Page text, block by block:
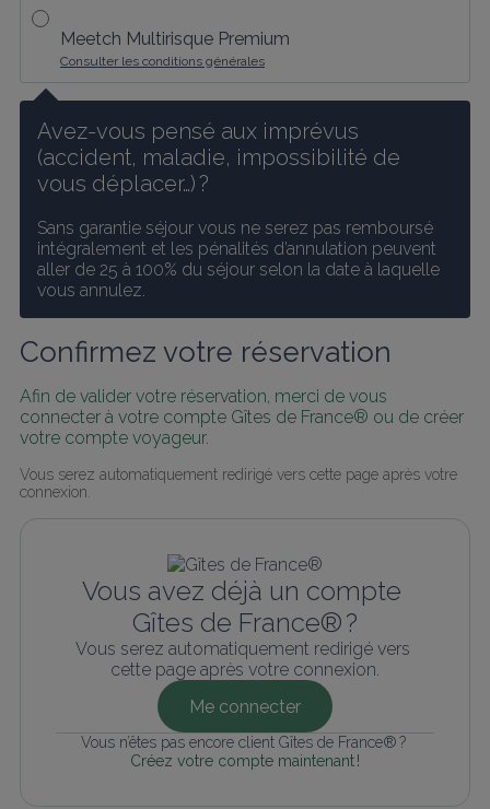
Meetch Multirisque Premium
Consulter les conditions générales
Avez-vous pensé aux imprévus
(accident, maladie, impossibilité de
vous déplacer…) ?
Sans garantie séjour vous ne serez pas remboursé
intégralement et les pénalités d’annulation peuvent
aller de 25 à 100% du séjour selon la date à laquelle
vous annulez.
Confirmez votre réservation
Afin de valider votre réservation, merci de vous
connecter à votre compte Gîtes de France® ou de créer
votre compte voyageur.
Vous serez automatiquement redirigé vers cette page après votre
connexion.
Vous avez déjà un compte
Gîtes de France® ?
Vous serez automatiquement redirigé vers
cette page après votre connexion.
Me connecter
Vous n’êtes pas encore client Gîtes de France® ?
Créez votre compte maintenant !